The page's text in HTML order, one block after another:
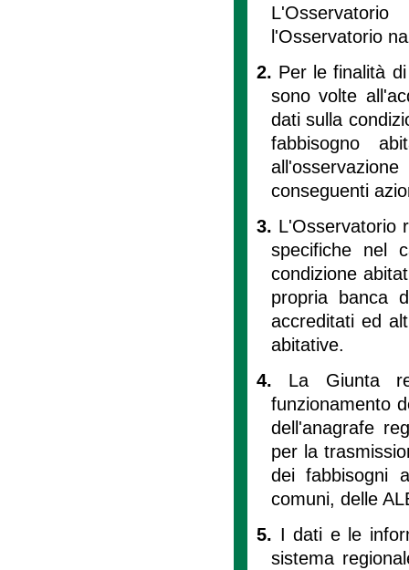
l'Osservatorio
2. Per le finalità
sono volte
dati sulla
fabbisogno
conseguenti
3. L'Osservatorio
specifiche nel
condizione
propria banca
accreditati ed
abitative.
4. La Giunta
funzionamento
dell'anagrafe
per la
dei fabbisogni
comuni, delle
5. I dati e le
sistema